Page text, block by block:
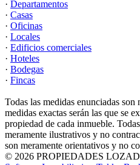
· Departamentos
· Casas
· Oficinas
· Locales
· Edificios comerciales
· Hoteles
· Bodegas
· Fincas
Todas las medidas enunciadas son
medidas exactas serán las que se
propiedad de cada inmueble.
meramente ilustrativos y no
son meramente orientativos y no
© 2026 PROPIEDADES